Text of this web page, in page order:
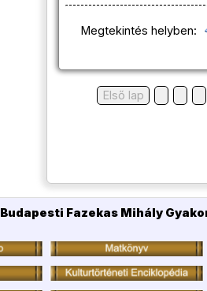
Megtekintés helyben:
Első lap
Budapesti Fazekas Mihály